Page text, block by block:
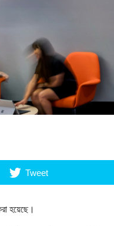
Tweet
হয়েছে।